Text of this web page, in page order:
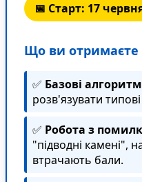
📅 Старт: 17
Що ви отримаєте
✅ Базові
розв'язувати
✅ Робота з
"підводні камені",
втрачають бали.